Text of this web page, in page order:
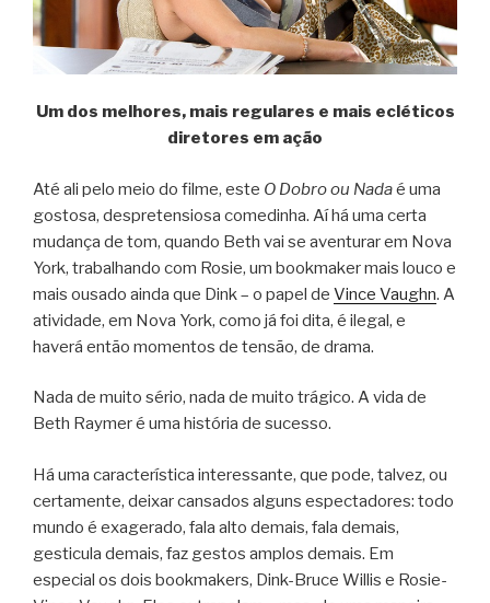
Um dos melhores, mais regulares e mais ecléticos
diretores em ação
Até ali pelo meio do filme, este O Dobro ou Nadaé uma
gostosa, despretensiosa comedinha. Aí há uma certa
mudança de tom, quando Beth vai se aventurar em Nova
York, trabalhando com Rosie, um bookmaker mais louco e
mais ousado ainda que Dink – o papel de Vince Vaughn. A
atividade, em Nova York, como já foi dita, é ilegal, e
haverá então momentos de tensão, de drama.
Nada de muito sério, nada de muito trágico. A vida de
Beth Raymer é uma história de sucesso.
Há uma característica interessante, que pode, talvez, ou
certamente, deixar cansados alguns espectadores: todo
mundo é exagerado, fala alto demais, fala demais,
gesticula demais, faz gestos amplos demais. Em
especial os dois bookmakers, Dink-Bruce Willis e Rosie-